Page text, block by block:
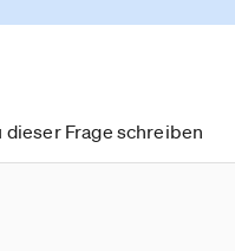
dieser Frage schreiben